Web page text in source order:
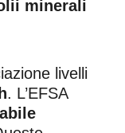
minerali
livelli
. L’EFSA